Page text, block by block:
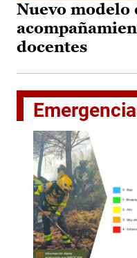
Nuevo modelo
docentes